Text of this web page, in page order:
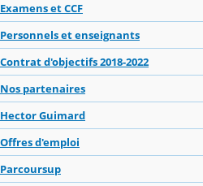
Examens et CCF
Personnels et enseignants
Contrat d'objectifs 2018-2022
Nos partenaires
Hector Guimard
Offres d'emploi
Parcoursup